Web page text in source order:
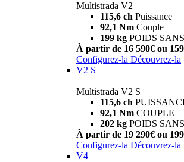
Multistrada V2
115,6 ch Puissance
92,1 Nm Couple
199 kg POIDS
À partir de 16 590€ ou
Configurez-la Découvrez-la
V2 S
Multistrada V2 S
115,6 ch
92,1 Nm COUPLE
202 kg POIDS
À partir de 19 290€ ou
Configurez-la Découvrez-la
V4